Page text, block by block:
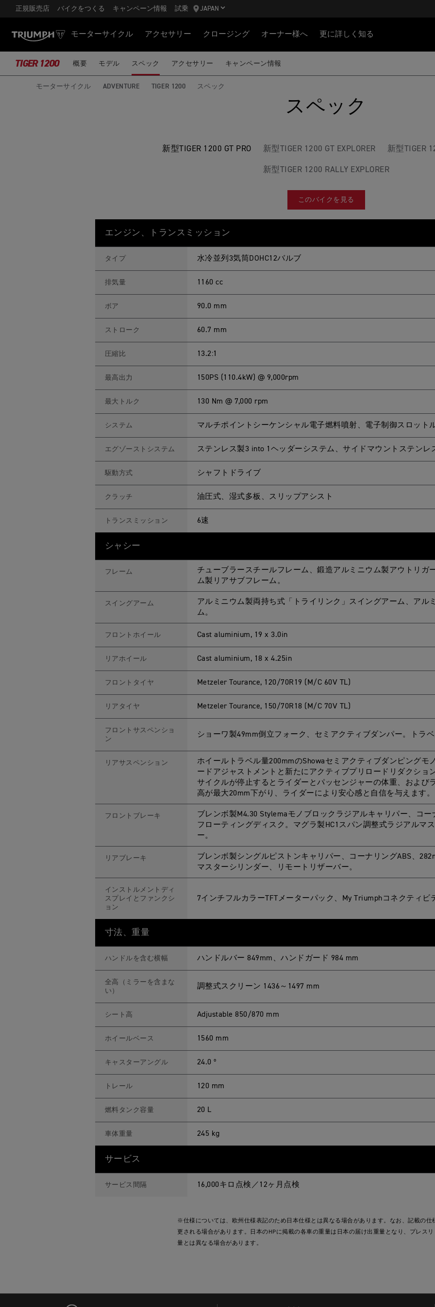
正規販売店 バイクをつくる キャンペーン情報 試乗 JAPAN
モーターサイクル アクセサリー クロージング オーナー様へ 更に詳しく知る
TIGER 1200 概要 モデル スペック アクセサリー キャンペーン情報
モーターサイクル ADVENTURE TIGER 1200 スペック
スペック
新型TIGER 1200 GT PRO 新型TIGER 1200 GT EXPLORER 新型TIGER
新型TIGER 1200 RALLY EXPLORER
このバイクを見る
1
0
P
エンジン、トランスミッション
タイプ 水冷並列3気筒DOHC12バルブ
排気量 1160 cc
ボア 90.0 mm
ストローク 60.7 mm
圧縮比 13.2:1
最高出力 150PS (110.4kW) @ 9,000rpm
最大トルク 130 Nm @ 7,000 rpm
システム マルチポイントシーケンシャル電子燃料噴射、電子制御スロット
エグゾーストシステム ステンレス製3 into 1ヘッダーシステム、サイドマウントステンレ
駆動方式 シャフトドライブ
クラッチ 油圧式、湿式多板、スリップアシスト
トランスミッション 6速
シャシー
フレーム
チューブラースチールフレーム、鍛造アルミニウム製アウトリガ
ム製リアサブフレーム。
スイングアーム
アルミニウム製両持ち式「トライリンク」スイングアーム、アル
ム。
フロントホイール Cast aluminium, 19 x 3.0in
リアホイール Cast aluminium, 18 x 4.25in
フロントタイヤ Metzeler Tourance, 120/70R19 (M/C 60V TL)
リアタイヤ Metzeler Tourance, 150/70R18 (M/C 70V TL)
フロントサスペンショ
ン
ショーワ製49mm倒立フォーク、セミアクティブダンパー。トラ
リアサスペンション
ホイールトラベル量200mmのShowaセミアクティブダンピングモ
ードアジャストメントと新たにアクティブプリロードリダクショ
サイクルが停止するとライダーとパッセンジャーの体重、および
高が最大20mm下がり、ライダーにより安心感と自信を与えます
フロントブレーキ
ブレンボ製M4.30 Stylemaモノブロックラジアルキャリパー、コー
フローティングディスク。マグラ製HC1スパン調整式ラジアルマ
ー。
リアブレーキ
ブレンボ製シングルピストンキャリパー、コーナリングABS、
マスターシリンダー、リモートリザーバー。
インストルメントディ
スプレイとファンクシ
ョン
7インチフルカラーTFTメーターパック、My Triumphコネクティビ
寸法、重量
ハンドルを含む横幅 ハンドルバー 849mm、ハンドガード 984 mm
全高（ミラーを含まな
い）
調整式スクリーン 1436～1497 mm
シート高 Adjustable 850/870 mm
ホイールベース 1560 mm
キャスターアングル 24.0 º
トレール 120 mm
燃料タンク容量 20 L
車体重量 245 kg
サービス
サービス間隔 16,000キロ点検／12ヶ月点検
※仕様については、欧州仕様表記のため日本仕様とは異なる場合があります。なお、記載の仕
更される場合があります。
日本のHPに掲載の各車の重量は日本の届け出重量となり、プレス
量とは異なる場合があります。